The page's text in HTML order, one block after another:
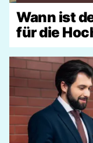
Wann ist
für die